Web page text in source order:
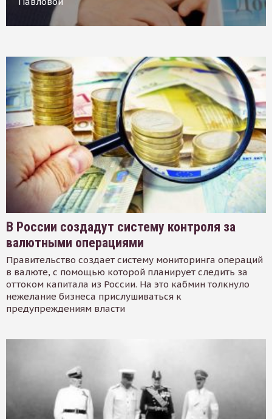
В России создадут систему контроля за
валютными операциями
Правительство создает систему мониторинга операций
в валюте, с помощью которой планирует следить за
оттоком капитала из России. На это кабмин толкнуло
нежелание бизнеса прислушиваться к
предупреждениям власти